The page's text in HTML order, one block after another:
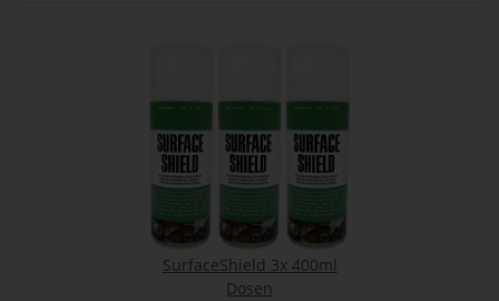
SurfaceShield 3x 400ml
Dosen